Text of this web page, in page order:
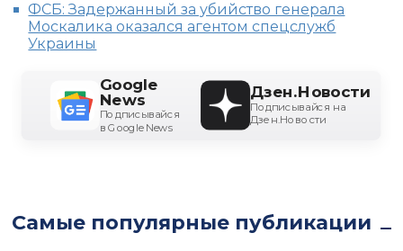
ФСБ: Задержанный за убийство генерала
Москалика оказался агентом спецслужб
Украины
Google
News
Подписывайся
в Google News
Дзен.Новости
Подписывайся на
Дзен.Новости
Самые популярные публикации